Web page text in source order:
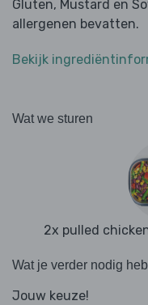
Gluten, Mustard en
allergenen bevatten.
Bekijk
Wat we sturen
2x pulled
Wat je verder nodig
Jouw keuze!